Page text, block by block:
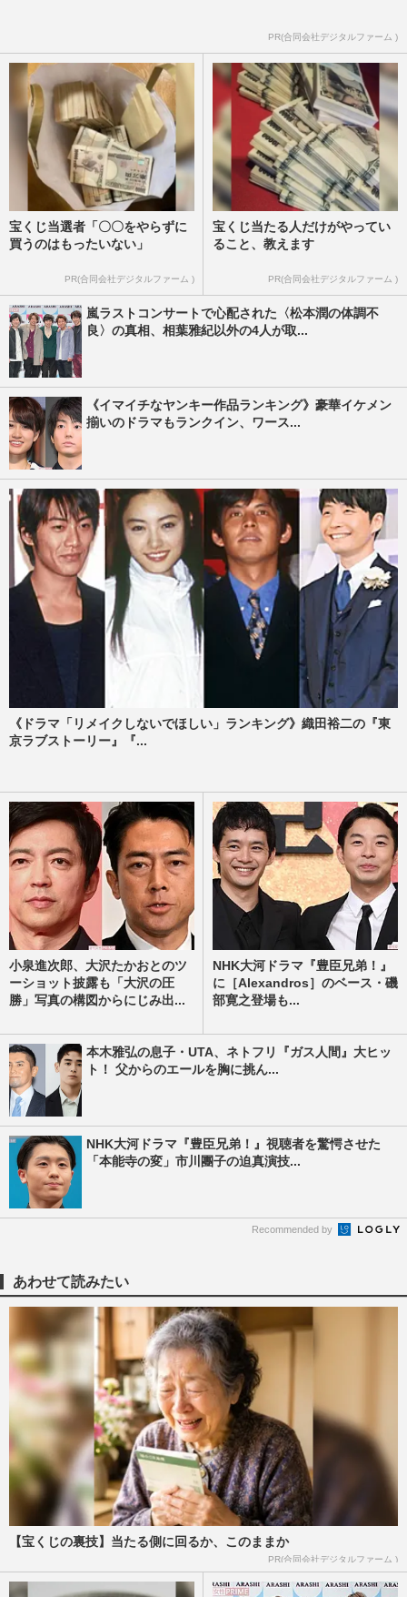
PR(合同会社デジタルファーム )
宝くじ当選者「〇〇をやらずに
買うのはもったいない」
PR(合同会社デジタルファーム )
宝くじ当たる人だけがやってい
ること、教えます
PR(合同会社デジタルファーム )
嵐ラストコンサートで心配された〈松本潤の体調不
良〉の真相、相葉雅紀以外の4人が取...
《イマイチなヤンキー作品ランキング》豪華イケメン
揃いのドラマもランクイン、ワース...
《ドラマ「リメイクしないでほしい」ランキング》織田裕二の『東
京ラブストーリー』『...
小泉進次郎、大沢たかおとのツ
ーショット披露も「大沢の圧
勝」写真の構図からにじみ出...
NHK大河ドラマ『豊臣兄弟！』
に［Alexandros］のベース・磯
部寛之登場も...
本木雅弘の息子・UTA、ネトフリ『ガス人間』大ヒッ
ト！ 父からのエールを胸に挑ん...
NHK大河ドラマ『豊臣兄弟！』視聴者を驚愕させた
「本能寺の変」市川團子の迫真演技...
Recommended by
あわせて読みたい
【宝くじの裏技】当たる側に回るか、このままか
PR(合同会社デジタルファーム )